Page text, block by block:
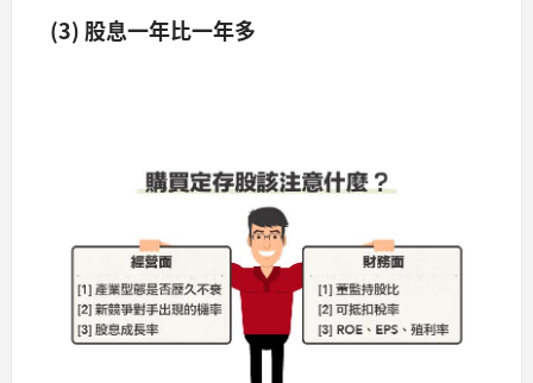
(3) 股息一年比一年多